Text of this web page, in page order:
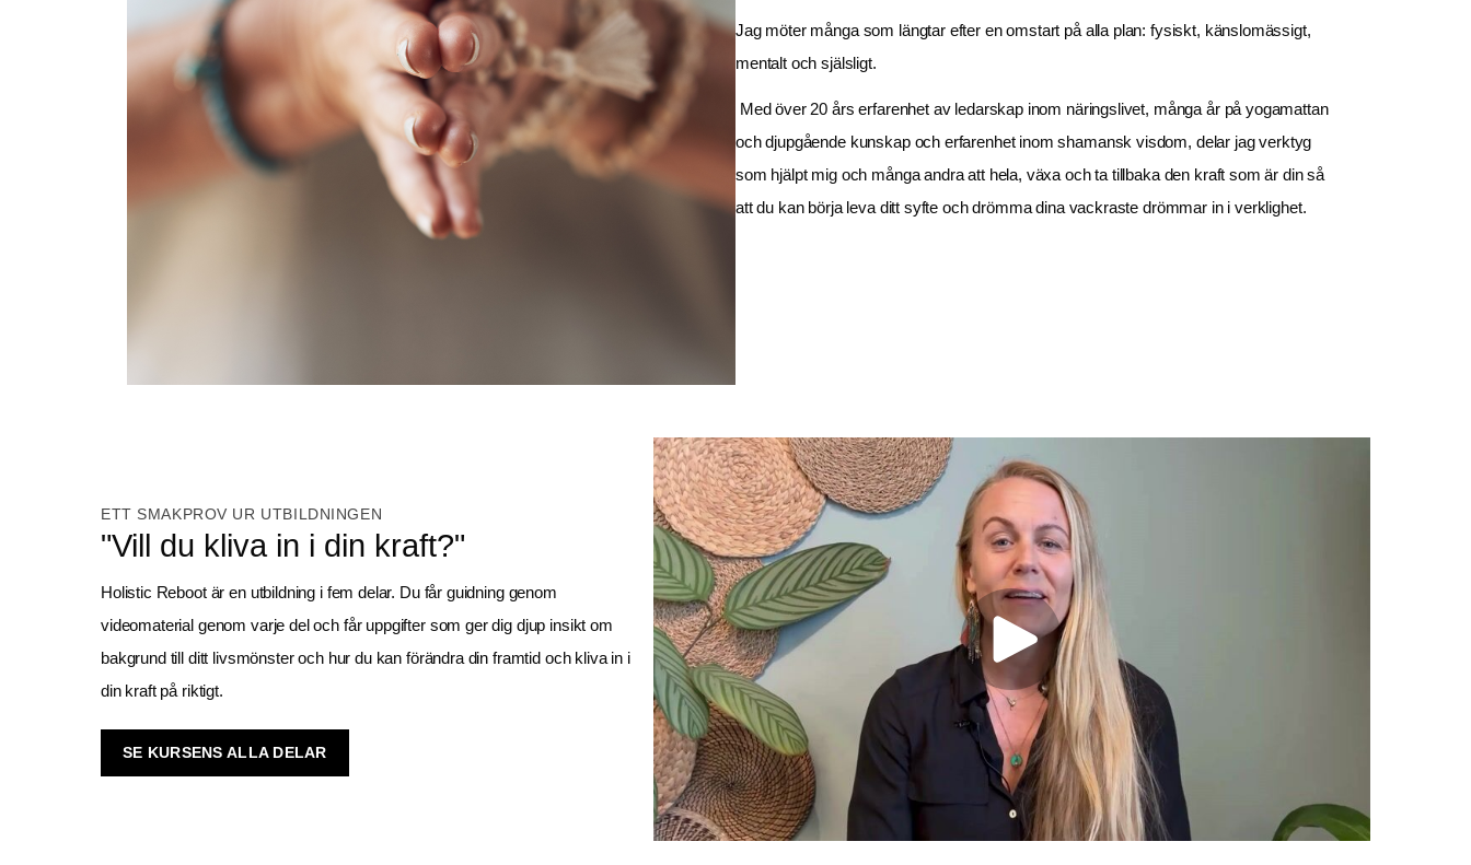
Jag möter många som längtar efter en omstart på alla plan: fysiskt, känslomässigt,
mentalt och själsligt.
Med över 20 års erfarenhet av ledarskap inom näringslivet, många år på yogamattan
och djupgående kunskap och erfarenhet inom shamansk visdom, delar jag verktyg
som hjälpt mig och många andra att hela, växa och ta tillbaka den kraft som är din så
att du kan börja leva ditt syfte och drömma dina vackraste drömmar in i verklighet.
ETT SMAKPROV UR UTBILDNINGEN
"Vill du kliva in i din kraft?"
Holistic Reboot är en utbildning i fem delar. Du får guidning genom
videomaterial genom varje del och får uppgifter som ger dig djup insikt om
bakgrund till ditt livsmönster och hur du kan förändra din framtid och kliva in i
din kraft på riktigt.
SE KURSENS ALLA DELAR